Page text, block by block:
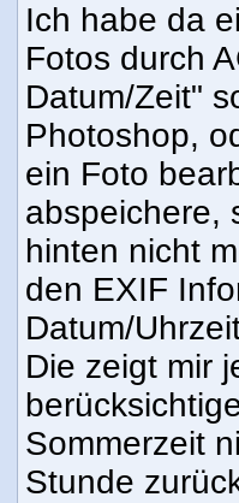
Ich habe da
Fotos durch
Datum/Zeit"
Photoshop,
ein Foto
abspeichere,
hinten nicht
den EXIF
Datum/
Die zeigt mir
Sommerzeit
Stunde